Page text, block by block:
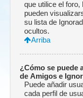
que utilice el
pueden
su lista de
ocultos.
Arriba
¿Cómo se puede
de Amigos e
Puede añadir
cada perfil de